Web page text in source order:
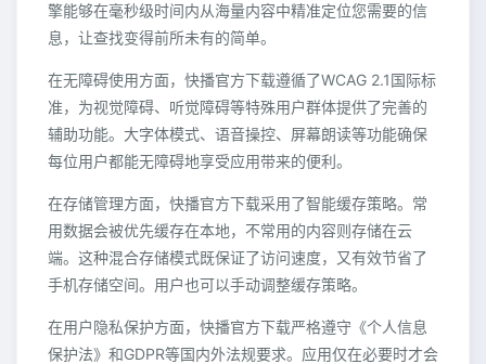
擎能够在毫秒级时间内从海量内容中精准定位您需要的信
息，让查找变得前所未有的简单。
在无障碍使用方面，快播官方下载遵循了WCAG 2.1国际标
准，为视觉障碍、听觉障碍等特殊用户群体提供了完善的
辅助功能。大字体模式、语音操控、屏幕朗读等功能确保
每位用户都能无障碍地享受应用带来的便利。
在存储管理方面，快播官方下载采用了智能缓存策略。常
用数据会被优先缓存在本地，不常用的内容则存储在云
端。这种混合存储模式既保证了访问速度，又有效节省了
手机存储空间。用户也可以手动调整缓存策略。
在用户隐私保护方面，快播官方下载严格遵守《个人信息
保护法》和GDPR等国内外法规要求。应用仅在必要时才会